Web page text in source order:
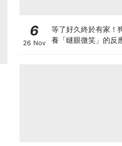
6
26 Nov
等了好久終於有家！
養「瞇眼微笑」的反